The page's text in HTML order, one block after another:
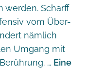
werden. Scharff
vom Über-
nämlich
Umgang mit
… Eine